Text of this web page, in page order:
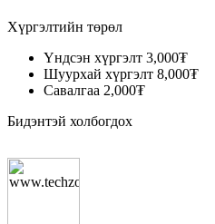
Хүргэлтийн төрөл
Үндсэн хүргэлт 3,000₮
Шуурхай хүргэлт 8,000₮
Савалгаа 2,000₮
Бидэнтэй холбогдох